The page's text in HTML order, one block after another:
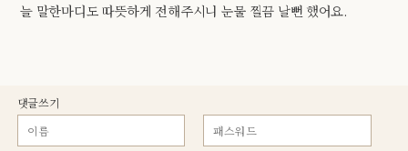
늘 말한마디도 따뜻하게 전해주시니 눈물 찔끔 날뻔 했어요.
댓글쓰기